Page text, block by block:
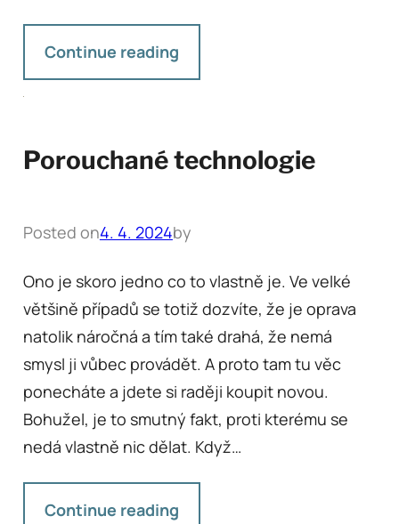
Continue reading
Porouchané technologie
Posted on4. 4. 2024by
Ono je skoro jedno co to vlastně je. Ve velké
většině případů se totiž dozvíte, že je oprava
natolik náročná a tím také drahá, že nemá
smysl ji vůbec provádět. A proto tam tu věc
ponecháte a jdete si raději koupit novou.
Bohužel, je to smutný fakt, proti kterému se
nedá vlastně nic dělat. Když…
Continue reading